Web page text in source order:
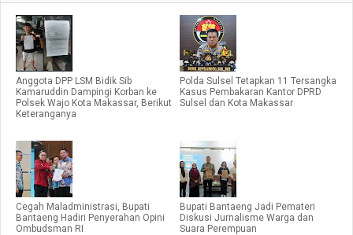
Anggota DPP LSM Bidik Sib
Kamaruddin Dampingi Korban ke
Polsek Wajo Kota Makassar, Berikut
Keteranganya
Polda Sulsel Tetapkan 11 Tersangka
Kasus Pembakaran Kantor DPRD
Sulsel dan Kota Makassar
Cegah Maladministrasi, Bupati
Bantaeng Hadiri Penyerahan Opini
Ombudsman RI
Bupati Bantaeng Jadi Pemateri
Diskusi Jurnalisme Warga dan
Suara Perempuan